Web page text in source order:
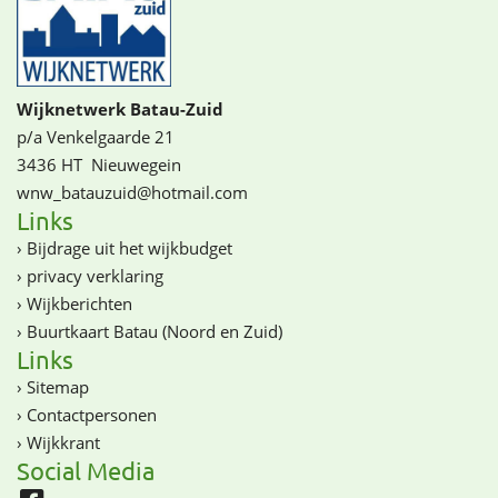
Wijknetwerk Batau-Zuid
p/a Venkelgaarde 21
3436 HT Nieuwegein
wnw_batauzuid@­­hotmail.com
Links
› Bijdrage uit het wijkbudget
› privacy verklaring
› Wijkberichten
› Buurtkaart Batau (Noord en Zuid)
Links
› Sitemap
› Contactpersonen
› Wijkkrant
Social Media